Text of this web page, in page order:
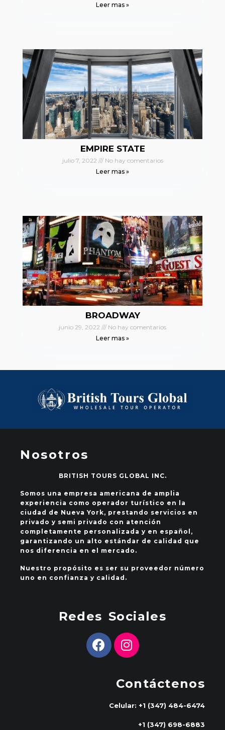
Leer mas »
EMPIRE STATE
julio 7, 2022
No hay comentarios
Leer mas »
BROADWAY
junio 29, 2022
No hay comentarios
Leer mas »
Nosotros
BRITISH TOURS GLOBAL INC.
Somos una empresa americana de amplia
experiencia como operador turístico en la
ciudad de Nueva York, prestando servicios en
privado y semi privado con atención
completamente personalizada y en español,
garantizando un alto estándar de calidad que
nos diferencia en el mercado.
Nuestro propósito es ser su proveedor número
uno en confianza y calidad.
Redes Sociales
Contáctenos
Celular: +1 (347) 484-6474
+1 (347) 698-6883